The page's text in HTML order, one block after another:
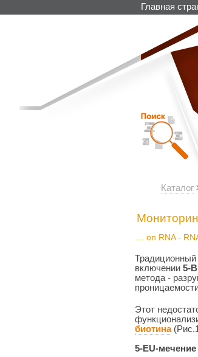
Главная
Каталог
... on RNA -
Традиционный
включении 5-
метода -
Этот
биотина
5-EU-